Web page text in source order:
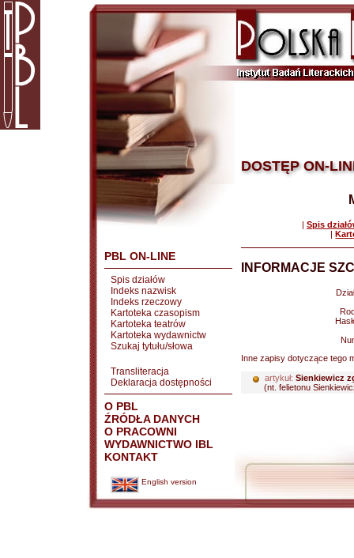
PBL ON-LINE
Spis działów
Indeks nazwisk
Indeks rzeczowy
Kartoteka czasopism
Kartoteka teatrów
Kartoteka wydawnictw
Szukaj tytułu/słowa
Transliteracja
Deklaracja dostępności
O PBL
ŹRÓDŁA DANYCH
O PRACOWNI
WYDAWNICTWO IBL
KONTAKT
English version
DOSTĘP ON-
| Spis
|
INFORMACJE
Inne zapisy dotyczące tego
artykuł: Sienkiewicz
(nt. felietonu